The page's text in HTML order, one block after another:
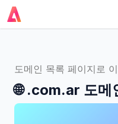
도메인 목록 페이지로
🌐.com.ar 도메